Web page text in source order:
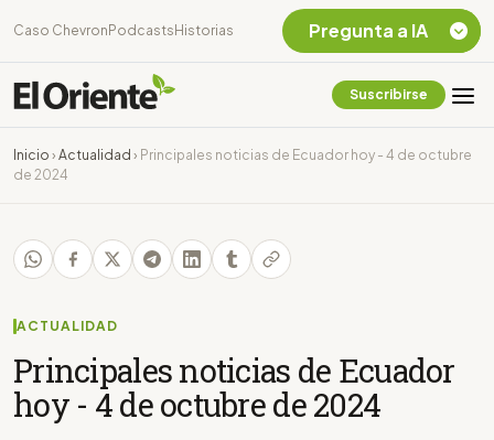
Caso Chevron Podcasts Historias
Suscribirse
Inicio › Actualidad › Principales noticias de Ecuador hoy - 4 de octubre
de 2024
ACTUALIDAD
Principales noticias de Ecuador
hoy - 4 de octubre de 2024
Pregunta a IA
Chevron Ecuador